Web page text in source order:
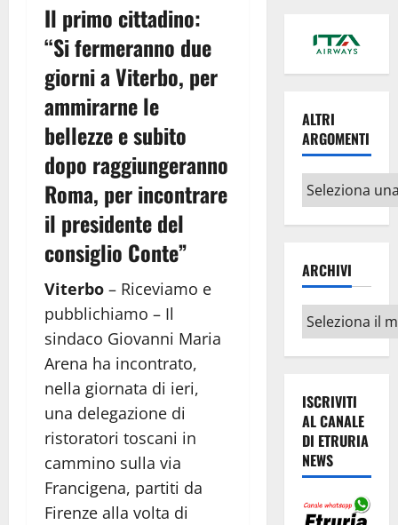
Il primo cittadino:
“Si fermeranno due
giorni a Viterbo, per
ammirarne le
bellezze e subito
dopo raggiungeranno
Roma, per incontrare
il presidente del
consiglio Conte”
Viterbo – Riceviamo e
pubblichiamo – Il
sindaco Giovanni Maria
Arena ha incontrato,
nella giornata di ieri,
una delegazione di
ristoratori toscani in
cammino sulla via
Francigena, partiti da
Firenze alla volta di
ALTRI
ARGOMENTI
Altri
argomenti
ARCHIVI
Archivi
ISCRIVITI
AL CANALE
DI ETRURIA
NEWS